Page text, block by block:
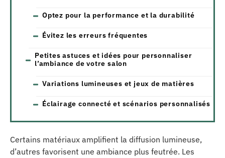
Optez pour la performance et la durabilité
Évitez les erreurs fréquentes
Petites astuces et idées pour personnaliser
l’ambiance de votre salon
Variations lumineuses et jeux de matières
Éclairage connecté et scénarios personnalisés
Certains matériaux amplifient la diffusion lumineuse,
d’autres favorisent une ambiance plus feutrée. Les